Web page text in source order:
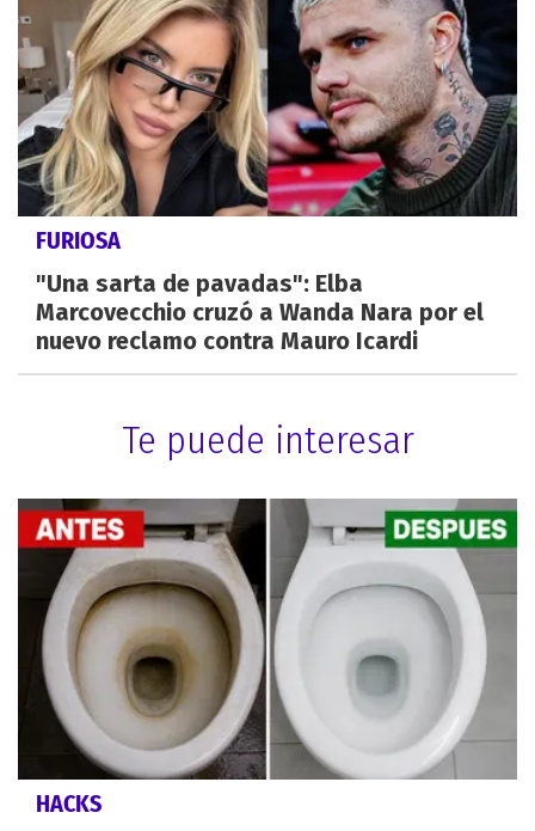
FURIOSA
"Una sarta de pavadas": Elba
Marcovecchio cruzó a Wanda Nara por el
nuevo reclamo contra Mauro Icardi
Te puede interesar
HACKS